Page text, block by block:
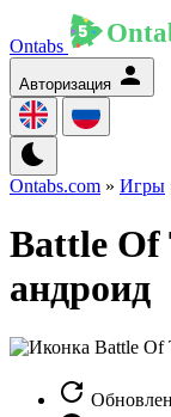
Ontabs
Авторизация
Ontabs.com » Игры
Battle Of
андроид